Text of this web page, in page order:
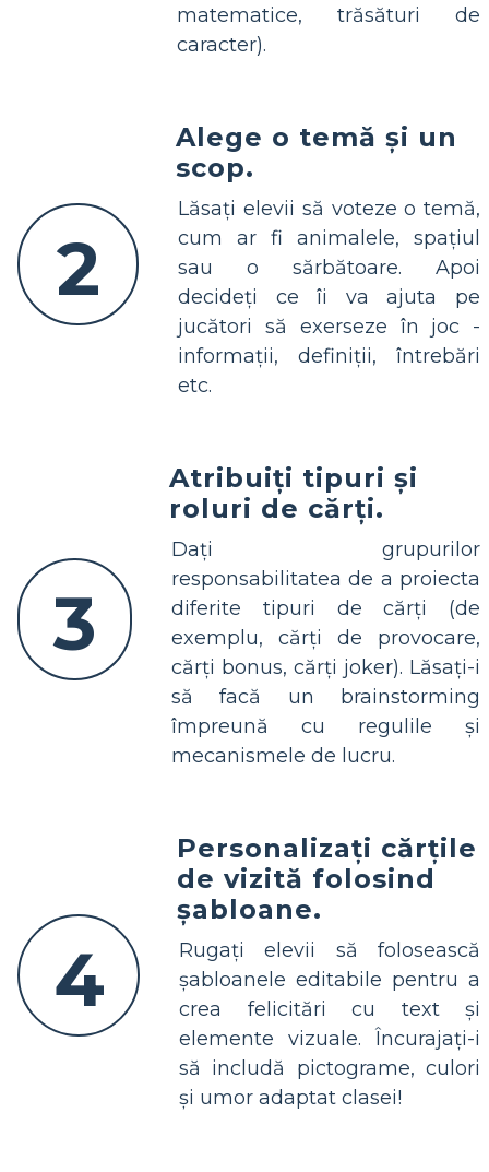
matematice, trăsături de
caracter).
2
Alege o temă și un
scop.
Lăsați elevii să voteze o temă,
cum ar fi animalele, spațiul
sau o sărbătoare. Apoi
decideți ce îi va ajuta pe
jucători să exerseze în joc -
informații, definiții, întrebări
etc.
3
Atribuiți tipuri și
roluri de cărți.
Dați grupurilor
responsabilitatea de a proiecta
diferite tipuri de cărți (de
exemplu, cărți de provocare,
cărți bonus, cărți joker). Lăsați-i
să facă un brainstorming
împreună cu regulile și
mecanismele de lucru.
4
Personalizați cărțile
de vizită folosind
șabloane.
Rugați elevii să folosească
șabloanele editabile pentru a
crea felicitări cu text și
elemente vizuale. Încurajați-i
să includă pictograme, culori
și umor adaptat clasei!